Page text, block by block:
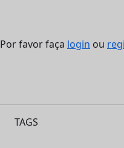
Por favor faça login ou
TAGS